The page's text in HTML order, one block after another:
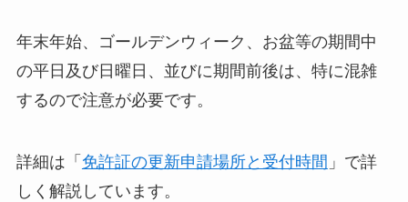
年末年始、ゴールデンウィーク、お盆等の期間中
の平日及び日曜日、並びに期間前後は、特に混雑
するので注意が必要です。
詳細は「 免許証の更新申請場所と受付時間 」で詳
しく解説しています。